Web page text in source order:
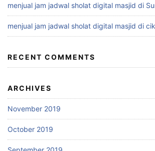
menjual jam jadwal sholat digital masjid di
menjual jam jadwal sholat digital masjid di
RECENT COMMENTS
ARCHIVES
November 2019
October 2019